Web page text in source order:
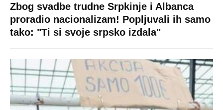
Zbog svadbe trudne Srpkinje i Albanca
proradio nacionalizam! Popljuvali ih samo
tako: "Ti si svoje srpsko izdala"